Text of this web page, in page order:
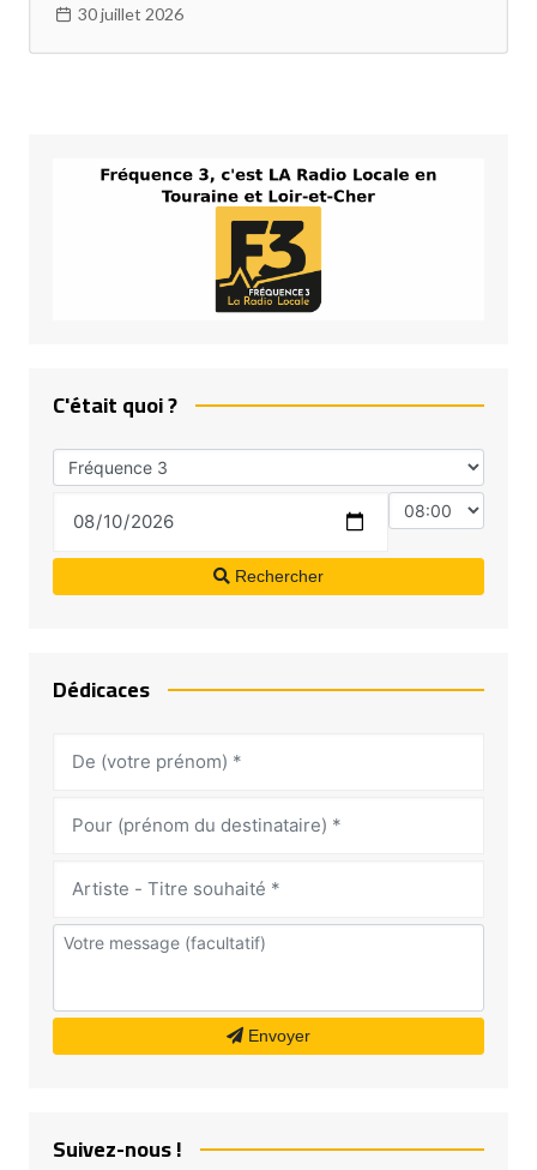
30 juillet 2026
C'était quoi ?
Rechercher
Dédicaces
Envoyer
Suivez-nous !